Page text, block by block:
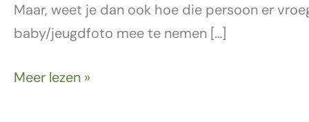
Maar, weet je dan ook hoe die persoon er
baby/jeugdfoto mee te nemen […]
Meer lezen »